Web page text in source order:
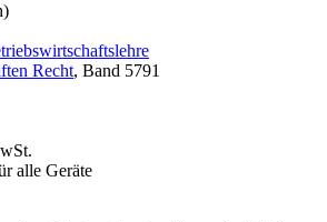
Recht, Band 5791
alle Geräte